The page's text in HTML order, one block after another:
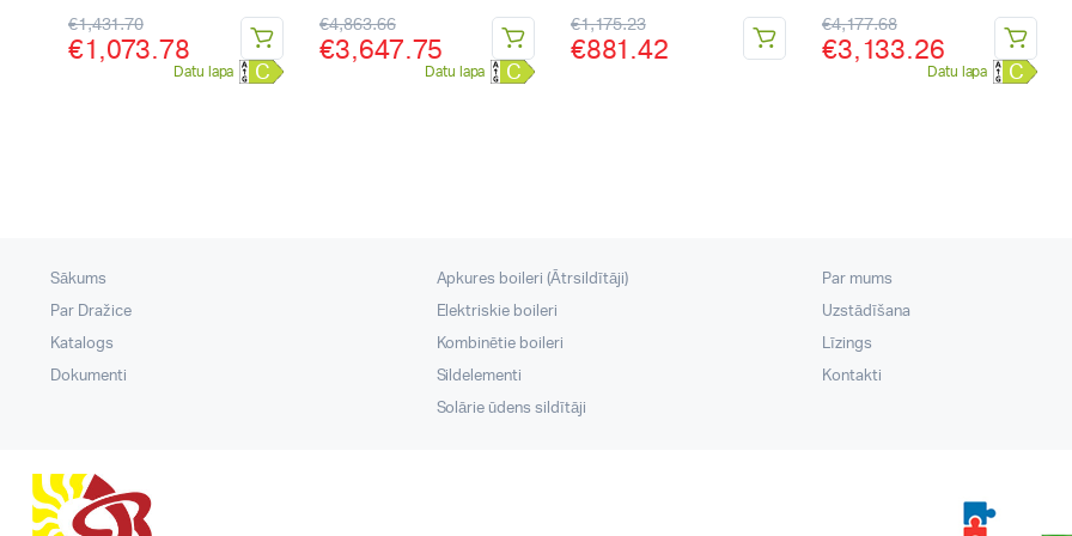
€1,431.70
€1,073.78
Datu lapa C
€4,863.66
€3,647.75
Datu lapa C
€1,175.23
€881.42
€4,177.68
€3,133.26
Datu lapa C
Sākums
Par Dražice
Katalogs
Dokumenti
Apkures boileri (Ātrsildītāji)
Elektriskie boileri
Kombinētie boileri
Sildelementi
Solārie ūdens sildītāji
Par mums
Uzstādīšana
Līzings
Kontakti